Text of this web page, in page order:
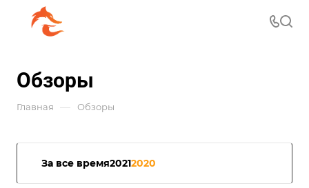
Обзоры
Главная — Обзоры
За все время20212020